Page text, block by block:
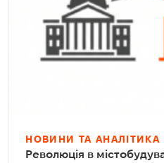
НОВИНИ ТА АНАЛІТИКА
Революція в